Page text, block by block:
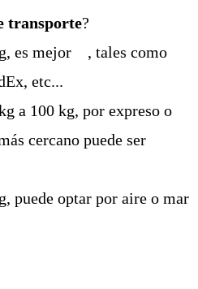
transporte?
es mejor
, tales como
etc...
a 100 kg, por expreso o
cercano puede ser
puede optar por aire o mar